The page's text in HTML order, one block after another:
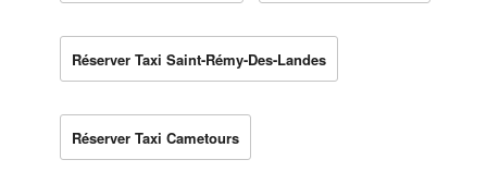
Réserver Taxi Saint-Rémy-Des-Landes
Réserver Taxi Cametours